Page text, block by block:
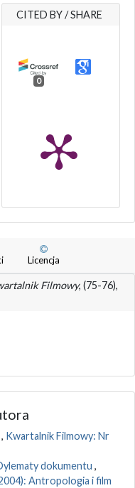
CITED BY / SHARE
0
Licencja
Filmowy, (75-76),
, Kwartalnik Filmowy: Nr
dokumentu ,
Antropologia i film